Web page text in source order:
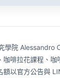
學院 Alessandro
咖啡拉花課程、咖
額以官方公告與